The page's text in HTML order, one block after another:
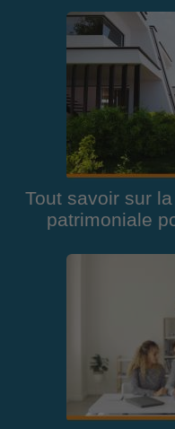
Tout savoir sur
patrimoniale